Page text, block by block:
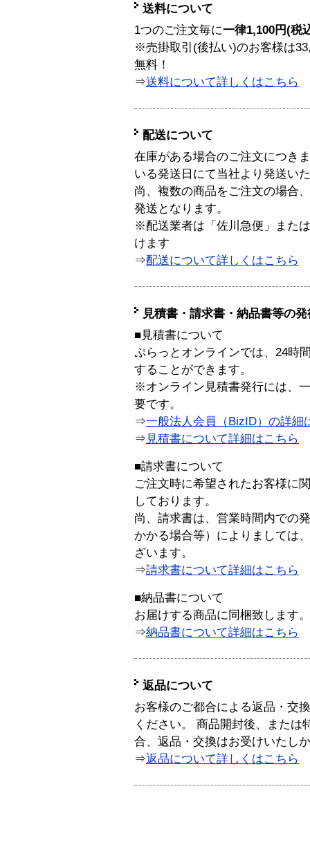
送料について
1つのご注文毎に一律1,100円(税
※売掛取引(後払い)のお客様は
無料！
⇒送料について詳しくはこちら
配送について
在庫がある場合のご注文につき
いる発送日にて当社より発送い
尚、複数の商品をご注文の場合
発送となります。
※配送業者は「佐川急便」また
けます
⇒配送について詳しくはこちら
見積書・請求書・納品書等の
■見積書について
ぷらっとオンラインでは、24時
することができます。
※オンライン見積書発行には、
要です。
⇒一般法人会員（BizID）の詳細
⇒ 見積書について詳細はこちら
■請求書について
ご注文時に希望されたお客様に
しております。
尚、請求書は、営業時間内での
かかる場合等）によりましては
ざいます。
⇒請求書について詳細はこちら
■納品書について
お届けする商品に同梱致します。
⇒納品書について詳細はこちら
返品について
お客様のご都合による返品・交
ください。 商品開封後、または
合、返品・交換はお受けいたし
⇒返品について詳しくはこちら